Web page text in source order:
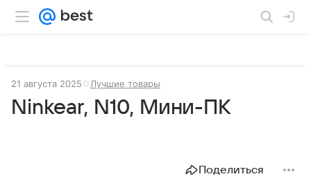
21 августа 2025 Лучшие товары
Ninkear, N10, Мини-ПК
Поделиться